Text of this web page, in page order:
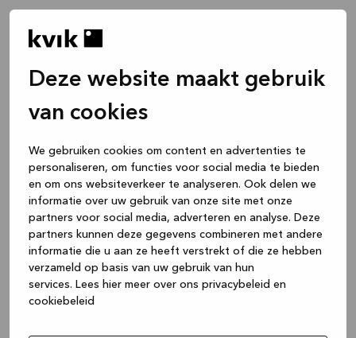
Deze website maakt gebruik
van cookies
We gebruiken cookies om content en advertenties te
personaliseren, om functies voor social media te bieden
en om ons websiteverkeer te analyseren. Ook delen we
informatie over uw gebruik van onze site met onze
partners voor social media, adverteren en analyse. Deze
partners kunnen deze gegevens combineren met andere
informatie die u aan ze heeft verstrekt of die ze hebben
verzameld op basis van uw gebruik van hun
services. Lees hier meer over ons privacybeleid en
cookiebeleid